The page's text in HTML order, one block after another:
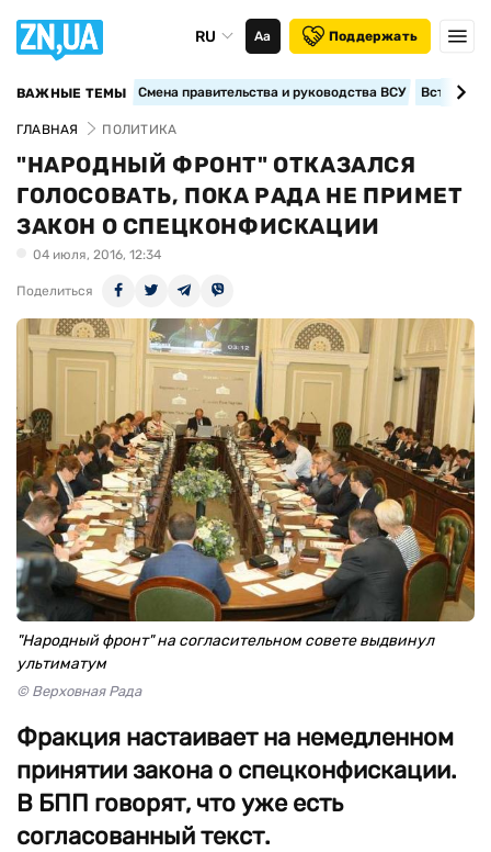
RU Аа Поддержать
ВАЖНЫЕ ТЕМЫ Смена правительства и руководства ВСУ
ГЛАВНАЯ ПОЛИТИКА
"НАРОДНЫЙ ФРОНТ" ОТКАЗАЛСЯ
ГОЛОСОВАТЬ, ПОКА РАДА НЕ ПРИМЕТ
ЗАКОН О СПЕЦКОНФИСКАЦИИ
04 июля, 2016, 12:34
Поделиться
"Народный фронт" на согласительном совете выдвинул
ультиматум
© Верховная Рада
Фракция настаивает на немедленном
принятии закона о спецконфискации.
В БПП говорят, что уже есть
согласованный текст.